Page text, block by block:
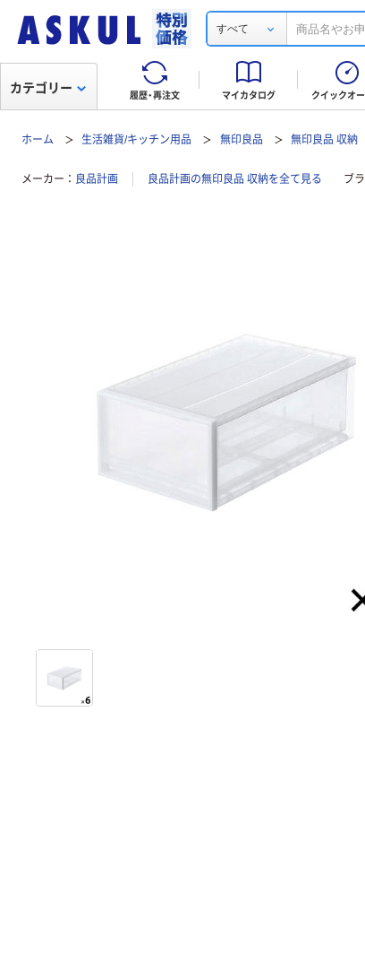
すべて
履歴・再注文 マイカタログ クイックオ
カテゴリー
ホーム 生活雑貨/キッチン用品 無印良品 無印良品 収納
メーカー 良品計画 良品計画の無印良品 収納を全て見る ブ